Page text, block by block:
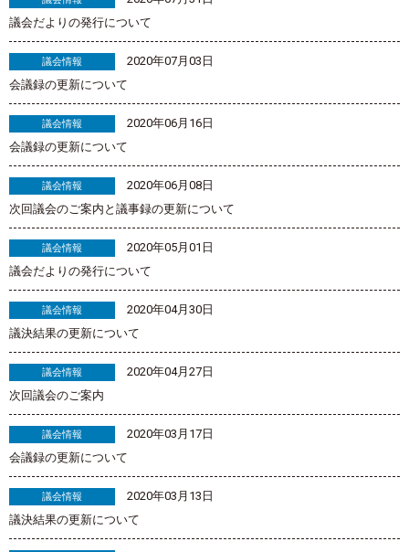
議会だよりの発行について
議会情報
2020年07月03日
会議録の更新について
議会情報
2020年06月16日
会議録の更新について
議会情報
2020年06月08日
次回議会のご案内と議事録の更新について
議会情報
2020年05月01日
議会だよりの発行について
議会情報
2020年04月30日
議決結果の更新について
議会情報
2020年04月27日
次回議会のご案内
議会情報
2020年03月17日
会議録の更新について
議会情報
2020年03月13日
議決結果の更新について